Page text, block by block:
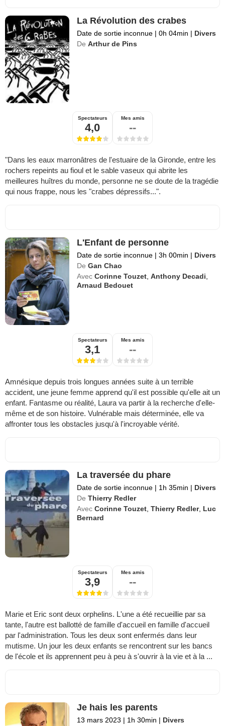
La Révolution des crabes
Date de sortie inconnue | 0h 04min | Divers
De Arthur de Pins
Spectateurs
4,0
Mes amis
--
"Dans les eaux marronâtres de l'estuaire de la Gironde, entre les
rochers repeints au fioul et le sable vaseux qui abrite les
meilleures huîtres du monde, personne ne se doute de la tragédie
qui nous frappe, nous les "crabes dépressifs...".
L'Enfant de personne
Date de sortie inconnue | 3h 00min | Divers
De Gan Chao
Avec Corinne Touzet ,Anthony Decadi
Arnaud Bedouet
Spectateurs
3,1
Mes amis
--
Amnésique depuis trois longues années suite à un terrible
accident, une jeune femme apprend qu'il est possible qu'elle ait un
enfant. Fantasme ou réalité, Laura va partir à la recherche d'elle-
même et de son histoire. Vulnérable mais déterminée, elle va
affronter tous les obstacles jusqu'à l'incroyable vérité.
La traversée du phare
Date de sortie inconnue | 1h 35min | Divers
De Thierry Redler
Avec Corinne Touzet ,Thierry Redler, Luc
Bernard
Spectateurs
3,9
Mes amis
--
Marie et Eric sont deux orphelins. L'une a été recueillie par sa
tante, l'autre est ballotté de famille d'accueil en famille d'accueil
par l'administration. Tous les deux sont enfermés dans leur
mutisme. Un jour les deux enfants se rencontrent sur les bancs
de l'école et ils apprennent peu à peu à s'ouvrir à la vie et à la ...
Je hais les parents
13 mars 2023 | 1h 30min | Divers